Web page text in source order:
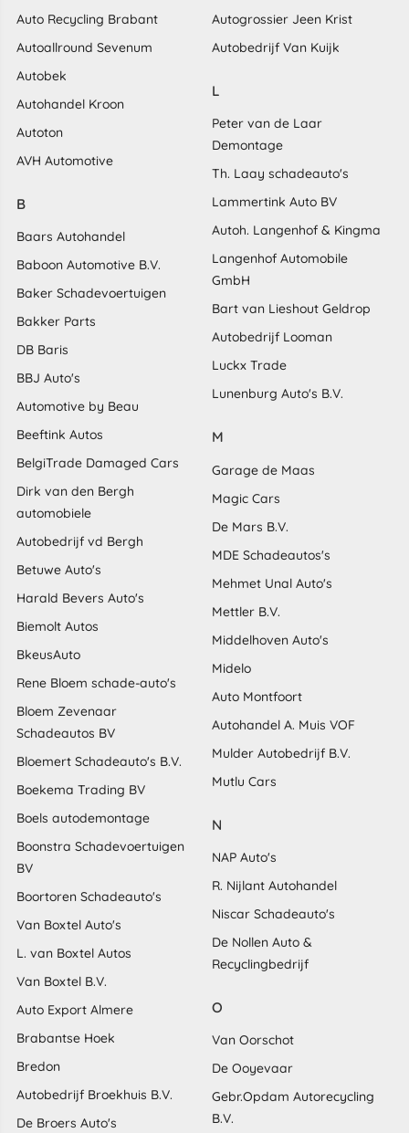
Auto Recycling Brabant
Autoallround Sevenum
Autobek
Autohandel Kroon
Autoton
AVH Automotive
B
Baars Autohandel
Baboon Automotive B.V.
Baker Schadevoertuigen
Bakker Parts
DB Baris
BBJ Auto's
Automotive by Beau
Beeftink Autos
BelgiTrade Damaged Cars
Dirk van den Bergh
automobiele
Autobedrijf vd Bergh
Betuwe Auto's
Harald Bevers Auto's
Biemolt Autos
BkeusAuto
Rene Bloem schade-auto's
Bloem Zevenaar
Schadeautos BV
Bloemert Schadeauto's B.V.
Boekema Trading BV
Boels autodemontage
Boonstra Schadevoertuigen
BV
Boortoren Schadeauto's
Van Boxtel Auto's
L. van Boxtel Autos
Van Boxtel B.V.
Auto Export Almere
Brabantse Hoek
Bredon
Autobedrijf Broekhuis B.V.
De Broers Auto's
Autogrossier Jeen Krist
Autobedrijf Van Kuijk
L
Peter van de Laar
Demontage
Th. Laay schadeauto's
Lammertink Auto BV
Autoh. Langenhof & Kingma
Langenhof Automobile
GmbH
Bart van Lieshout Geldrop
Autobedrijf Looman
Luckx Trade
Lunenburg Auto's B.V.
M
Garage de Maas
Magic Cars
De Mars B.V.
MDE Schadeautos's
Mehmet Unal Auto's
Mettler B.V.
Middelhoven Auto's
Midelo
Auto Montfoort
Autohandel A. Muis VOF
Mulder Autobedrijf B.V.
Mutlu Cars
N
NAP Auto's
R. Nijlant Autohandel
Niscar Schadeauto's
De Nollen Auto &
Recyclingbedrijf
O
Van Oorschot
De Ooyevaar
Gebr.Opdam Autorecycling
B.V.